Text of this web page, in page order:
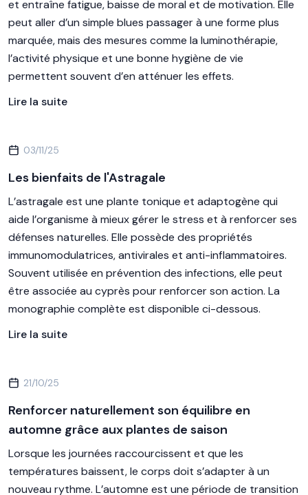
et entraîne fatigue, baisse de moral et de motivation. Elle
peut aller d’un simple blues passager à une forme plus
marquée, mais des mesures comme la luminothérapie,
l’activité physique et une bonne hygiène de vie
permettent souvent d’en atténuer les effets.
Lire la suite
03/11/25
Les bienfaits de l'Astragale
L’astragale est une plante tonique et adaptogène qui
aide l’organisme à mieux gérer le stress et à renforcer ses
défenses naturelles. Elle possède des propriétés
immunomodulatrices, antivirales et anti-inflammatoires.
Souvent utilisée en prévention des infections, elle peut
être associée au cyprès pour renforcer son action. La
monographie complète est disponible ci-dessous.
Lire la suite
21/10/25
Renforcer naturellement son équilibre en
automne grâce aux plantes de saison
Lorsque les journées raccourcissent et que les
températures baissent, le corps doit s’adapter à un
nouveau rythme. L’automne est une période de transition